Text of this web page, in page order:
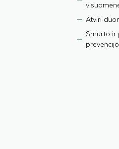
Atviri
Smurto ir